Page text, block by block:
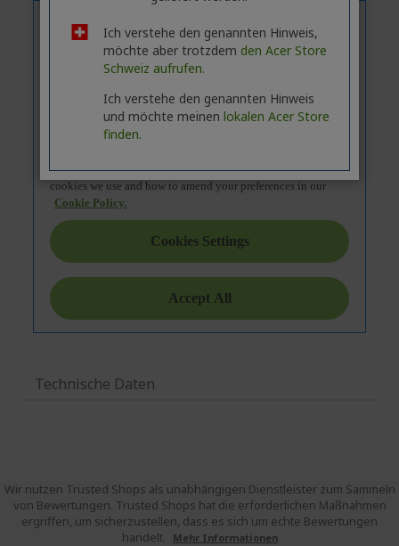
Technische Daten
Wir nutzen Trusted Shops als unabhängigen Dienstleister zum Sammeln
von Bewertungen. Trusted Shops hat die erforderlichen Maßnahmen
ergriffen, um sicherzustellen, dass es sich um echte Bewertungen
handelt.
Mehr Informationen
Ich verstehe den genannten Hinweis,
möchte aber trotzdem den Acer Store
Schweiz aufrufen.
Ich verstehe den genannten Hinweis
und möchte meinen lokalen Acer Store
finden.